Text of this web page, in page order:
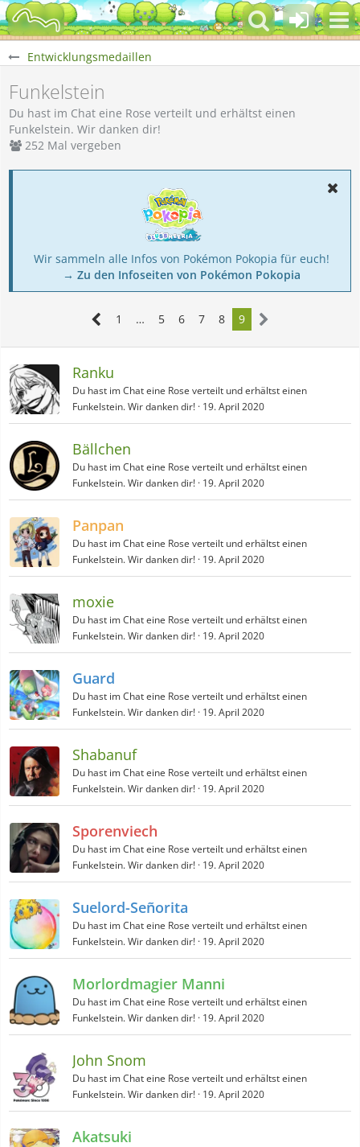
Entwicklungsmedaillen
Funkelstein
Du hast im Chat eine Rose verteilt und erhältst einen
Funkelstein. Wir danken dir!
252 Mal vergeben
Wir sammeln alle Infos von Pokémon Pokopia für euch!
→ Zu den Infoseiten von Pokémon Pokopia
1 … 5 6 7 8 9
Ranku
Du hast im Chat eine Rose verteilt und erhältst einen
Funkelstein. Wir danken dir! 19. April 2020
Bällchen
Du hast im Chat eine Rose verteilt und erhältst einen
Funkelstein. Wir danken dir! 19. April 2020
Panpan
Du hast im Chat eine Rose verteilt und erhältst einen
Funkelstein. Wir danken dir! 19. April 2020
moxie
Du hast im Chat eine Rose verteilt und erhältst einen
Funkelstein. Wir danken dir! 19. April 2020
Guard
Du hast im Chat eine Rose verteilt und erhältst einen
Funkelstein. Wir danken dir! 19. April 2020
Shabanuf
Du hast im Chat eine Rose verteilt und erhältst einen
Funkelstein. Wir danken dir! 19. April 2020
Sporenviech
Du hast im Chat eine Rose verteilt und erhältst einen
Funkelstein. Wir danken dir! 19. April 2020
Suelord-Señorita
Du hast im Chat eine Rose verteilt und erhältst einen
Funkelstein. Wir danken dir! 19. April 2020
Morlordmagier Manni
Du hast im Chat eine Rose verteilt und erhältst einen
Funkelstein. Wir danken dir! 19. April 2020
John Snom
Du hast im Chat eine Rose verteilt und erhältst einen
Funkelstein. Wir danken dir! 19. April 2020
Akatsuki